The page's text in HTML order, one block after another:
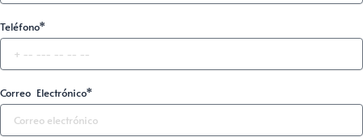
Teléfono*
Correo Electrónico*